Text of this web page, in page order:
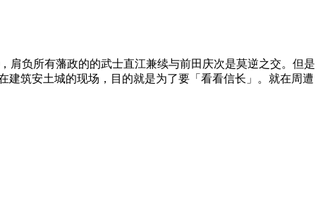
肩负所有藩政的的武士直江兼续与前田庆次是莫逆之交。但是
筑安土城的现场，目的就是为了要「看看信长」。就在周遭